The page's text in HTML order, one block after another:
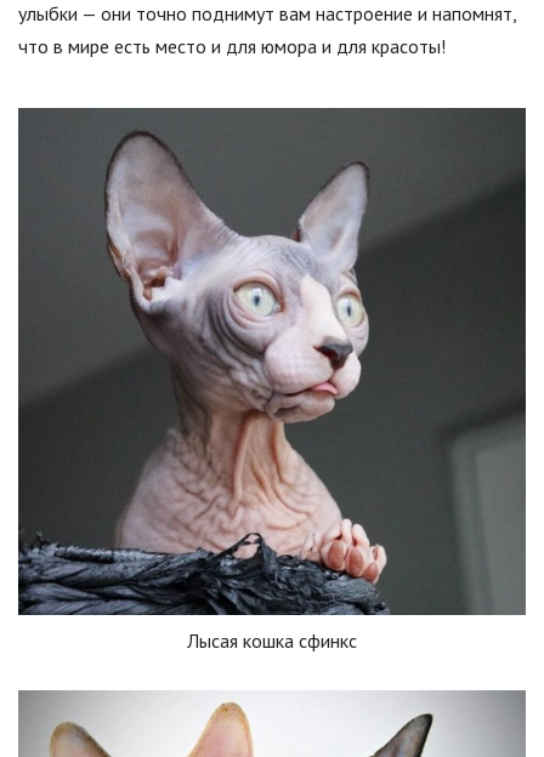
улыбки — они точно поднимут вам настроение и напомнят,
что в мире есть место и для юмора и для красоты!
Лысая кошка сфинкс